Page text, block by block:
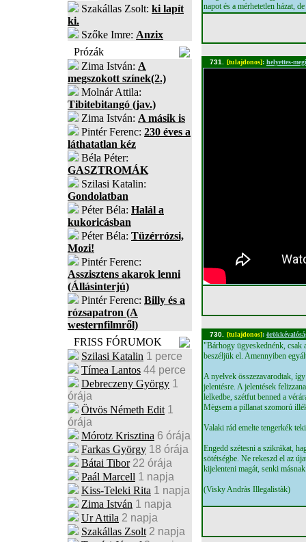
Szakállas Zsolt: ki lapít
ki.
Szőke Imre: Anzix
Prózák
Zima István: A
megszokott színek(2.)
Molnár Attila:
Tibitebitangó (jav.)
Zima István: A másik is
Pintér Ferenc: 230 éves a
láthatatlan kéz
Béla Péter:
GASZTROMÁK
Szilasi Katalin:
Gondolatban
Péter Béla: Halál a
kukoricásban
Péter Béla: Tüzérrózsi,
Mozi!
Pintér Ferenc:
Asszisztens akarok lenni
(Állásinterjú)
Pintér Ferenc: Billy és a
rózsapatron (A
westernfilmről)
FRISS FÓRUMOK
Szilasi Katalin 1 perce
Tímea Lantos 44 perce
Debreczeny György 1
órája
Ötvös Németh Edit 1
órája
Mórotz Krisztina 6 órája
Farkas György 18 órája
Bátai Tibor 22 órája
Paál Marcell 1 napja
Kiss-Teleki Rita 1 napja
Zima István 1 napja
Ur Attila 2 napja
Szakállas Zsolt 2 napja
napot és a mérhetetlen házat,
731. [tulajdonos]: helyettes-
730. [tulajdonos]:
"Bárhogy ügyeskednénk, csak
beszéljük el. Amennyiben
A nyelvek összezavarodtak,
jelentésre. A jelentések
lelkedbe, szétfut benned a
Mėgsem a pillanat szomorú
Valaki rád emelte tengerkék
Engedd szétesni a szikrákat,
sötétségbe. Ne rekeszd el az
kijelenteni magát, senki
(Visky Andràs Illegalistàk)